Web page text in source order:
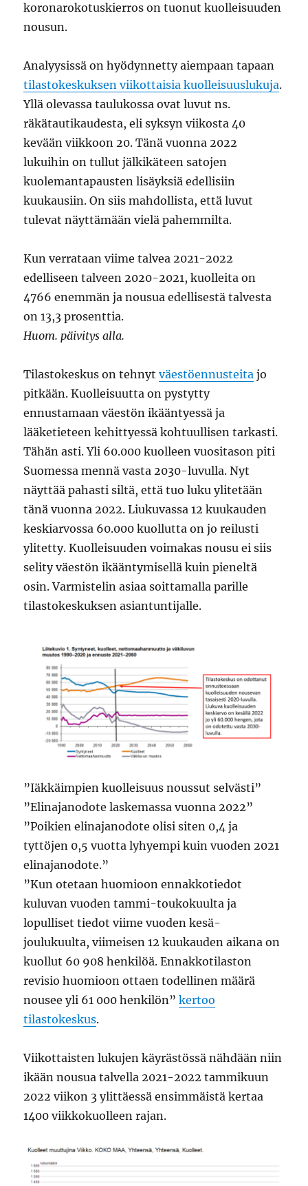
koronarokotuskierros on tuonut kuolleisuuden
nousun.
Analyysissä on hyödynnetty aiempaan tapaan
tilastokeskuksen viikottaisia kuolleisuuslukuja.
Yllä olevassa taulukossa ovat luvut ns.
räkätautikaudesta, eli syksyn viikosta 40
kevään viikkoon 20. Tänä vuonna 2022
lukuihin on tullut jälkikäteen satojen
kuolemantapausten lisäyksiä edellisiin
kuukausiin. On siis mahdollista, että luvut
tulevat näyttämään vielä pahemmilta.
Kun verrataan viime talvea 2021-2022
edelliseen talveen 2020-2021, kuolleita on
4766 enemmän ja nousua edellisestä talvesta
on 13,3 prosenttia.
Huom. päivitys alla.
Tilastokeskus on tehnytväestöennusteita jo
pitkään. Kuolleisuutta on pystytty
ennustamaan väestön ikääntyessä ja
lääketieteen kehittyessä kohtuullisen tarkasti.
Tähän asti. Yli 60.000 kuolleen vuositason piti
Suomessa mennä vasta 2030-luvulla. Nyt
näyttää pahasti siltä, että tuo luku ylitetään
tänä vuonna 2022. Liukuvassa 12 kuukauden
keskiarvossa 60.000 kuollutta on jo reilusti
ylitetty. Kuolleisuuden voimakas nousu ei siis
selity väestön ikääntymisellä kuin pieneltä
osin. Varmistelin asiaa soittamalla parille
tilastokeskuksen asiantuntijalle.
”Iäkkäimpien kuolleisuus noussut selvästi”
”Elinajanodote laskemassa vuonna 2022”
”Poikien elinajanodote olisi siten 0,4 ja
tyttöjen 0,5 vuotta lyhyempi kuin vuoden 2021
elinajanodote.”
”Kun otetaan huomioon ennakkotiedot
kuluvan vuoden tammi-toukokuulta ja
lopulliset tiedot viime vuoden kesä-
joulukuulta, viimeisen 12 kuukauden aikana on
kuollut 60 908 henkilöä. Ennakkotilaston
revisio huomioon ottaen todellinen määrä
nousee yli 61 000 henkilön”kertoo
tilastokeskus.
Viikottaisten lukujen käyrästössä nähdään niin
ikään nousua talvella 2021-2022 tammikuun
2022 viikon 3 ylittäessä ensimmäistä kertaa
1400 viikkokuolleen rajan.